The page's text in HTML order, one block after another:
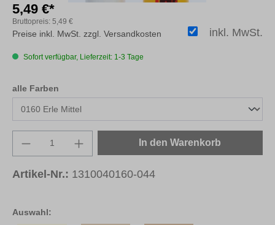
Auswahl:
5,49 €*
Bruttopreis: 5,49 €
inkl. MwSt.
Preise inkl. MwSt. zzgl. Versandkosten
Sofort verfügbar, Lieferzeit: 1-3 Tage
alle Farben
Produkt Anzahl: Gib den gewünschten
In den Warenkorb
Artikel-Nr.: 1310040160-044